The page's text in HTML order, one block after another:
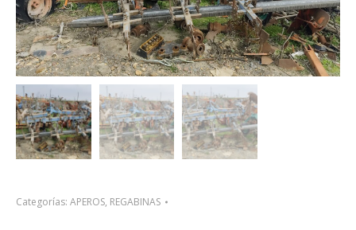
Categorías: APEROS, REGABINAS